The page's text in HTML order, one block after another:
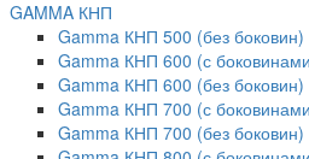
GAMMA КНП
Gamma КНП 500 (без боковин)
Gamma КНП 600 (с
Gamma КНП 600 (без боковин)
Gamma КНП 700 (с
Gamma КНП 700 (без боковин)